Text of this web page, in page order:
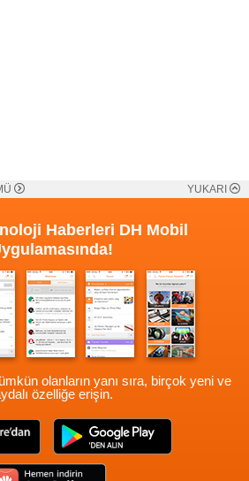
YUKARI
Haberleri DH Mobil
olanların yanı sıra, birçok yeni ve
özelliğe erişin.